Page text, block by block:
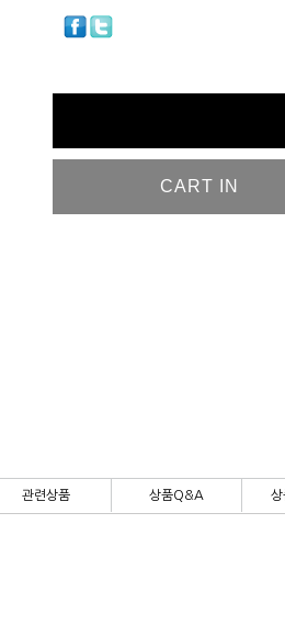
CART IN
관련상품 상품Q&A 상